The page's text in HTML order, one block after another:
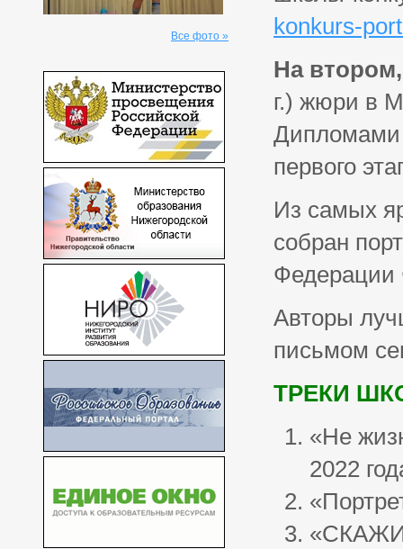
Все фото »
konkurs-
На
г.) жюри в
Дипломами
первого
Из самых
собран
Авторы
письмом
ТРЕКИ
«Не
2022